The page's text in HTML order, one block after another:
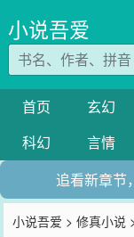
小说吾爱
首页 玄幻
科幻
言情
追看新章节
小说吾爱 >修真小说